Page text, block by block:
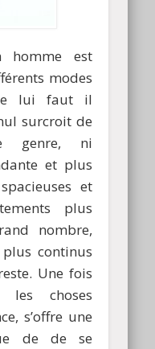
homme est
modes
lui faut il
surcroit de
genre, ni
et plus
et
plus
nombre,
continus
Une fois
les choses
s’offre une
de de se